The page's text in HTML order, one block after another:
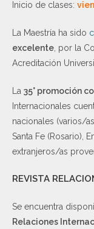
Inicio de clases:
La Maestría ha sido
excelente , por la
Acreditación
La 35° promoción
Internacionales
nacionales (varios/
Santa Fe (Rosario),
extranjeros/as
REVISTA
Se encuentra
Relaciones